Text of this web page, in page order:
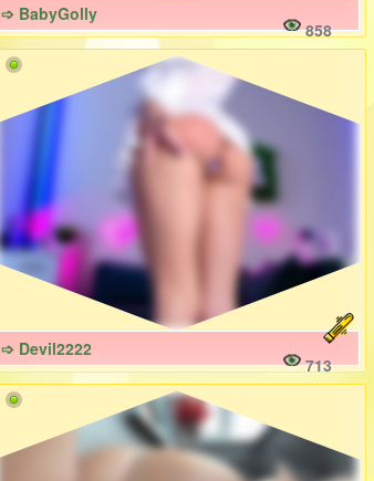
➩ BabyGolly
858
➩ Devil2222
713